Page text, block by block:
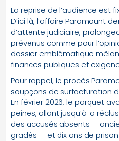
La reprise de l’audience est
D’ici là, l’affaire Paramount
d’attente judiciaire,
prévenus comme pour
dossier emblématique
finances publiques et
Pour rappel, le procès
soupçons de surfacturation
En février 2026, le parquet
peines, allant jusqu’à la
des accusés absents —
gradés — et dix ans de